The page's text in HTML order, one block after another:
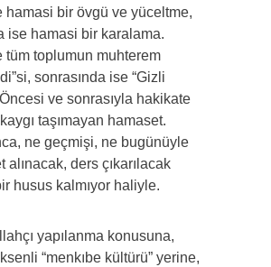
hamasi bir övgü ve yüceltme,
ise hamasi bir karalama.
tüm toplumun muhterem
sonrasında ise “Gizli
ve sonrasıyla hakikate
taşımayan hamaset.
ne geçmişi, ne bugünüyle
alınacak, ders çıkarılacak
husus kalmıyor haliyle.
yapılanma konusuna,
“menkıbe kültürü” yerine,